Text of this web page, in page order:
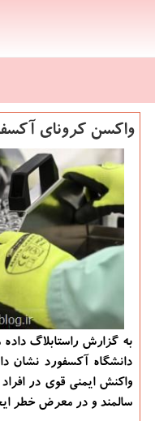
واكسن كرونای
دانشگاه آكسفورد نشان
واكنش ایمنی قوی در
سالمند و در معرض خطر